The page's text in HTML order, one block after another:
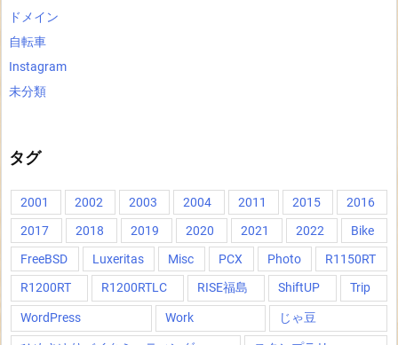
ドメイン
自転車
Instagram
未分類
タグ
2001 2002 2003 2004 2011 2015
2016
2017
2018 2019 2020 2021 2022
Bike
FreeBSD
Luxeritas Misc PCX Photo
R1150RT
R1200RT
R1200RTLC RISE福島 ShiftUP Trip
WordPress Work じゃ豆